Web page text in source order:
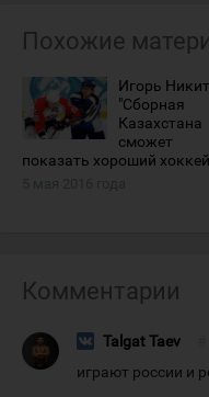
Похожие
Игорь
"Сборная
Казахстана
сможет
показать хороший
Комментарии
Talgat Taev
играют россии и